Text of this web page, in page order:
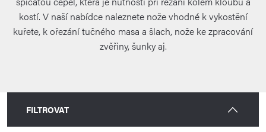
kostí. V naší nabídce naleznete nože vhodné k vykostění
kuřete, k ořezání tučného masa a šlach, nože ke zpracování
zvěřiny, šunky aj.
FILTROVAT